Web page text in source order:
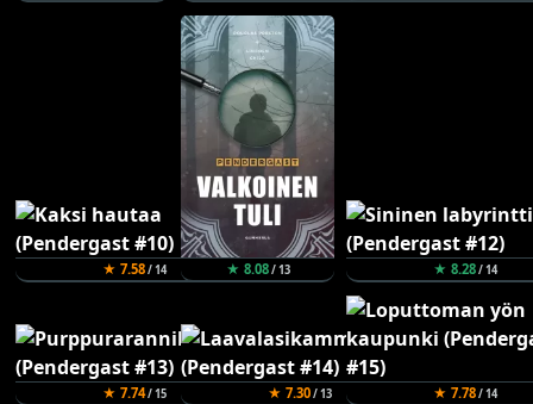
★ 7.58/ 14 ★ 8.08/ 13 ★ 8.28/ 14
★ 7.74/ 15 ★ 7.30/ 13 ★ 7.78/ 14